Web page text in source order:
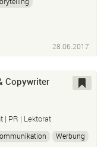
28.06.2017
Copywriter
| PR | Lektorat
Werbung